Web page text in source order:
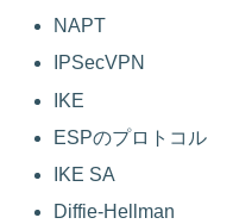
NAPT
IPSecVPN
IKE
ESPのプロトコル
IKE SA
Diffie-Hellman